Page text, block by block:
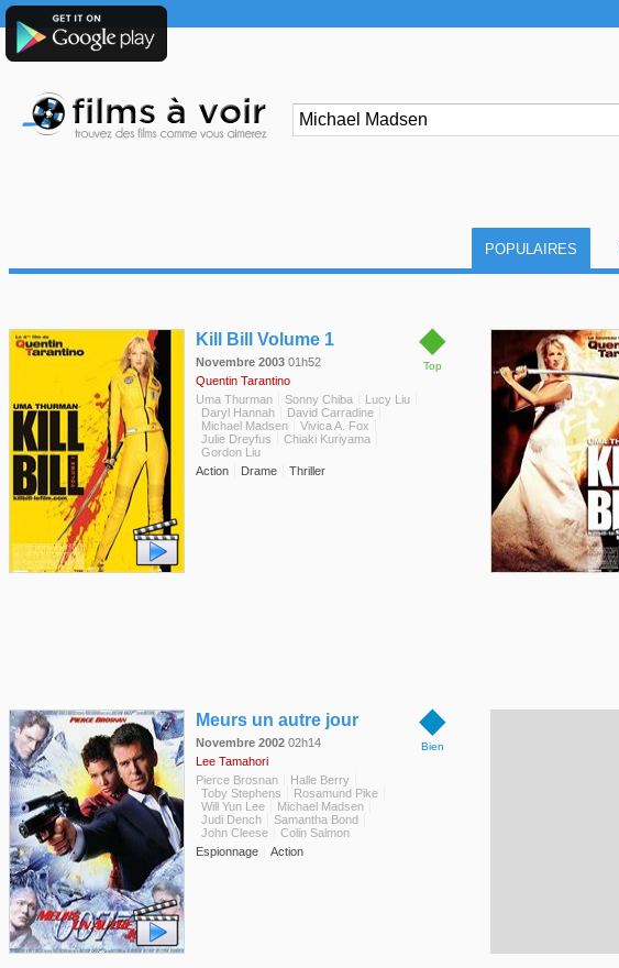
POPULAIRES
◆
Top
Kill Bill Volume 1
Novembre 2003 01h52
Quentin Tarantino
Uma Thurman
Sonny Chiba
Lucy Liu
Daryl Hannah
David Carradine
Michael Madsen
Vivica A. Fox
Julie Dreyfus
Chiaki Kuriyama
Gordon Liu
Action
Drame Thriller
◆
Bien
Meurs un autre jour
Novembre 2002 02h14
Lee Tamahori
Pierce Brosnan
Halle Berry
Toby Stephens
Rosamund Pike
Will Yun Lee
Michael Madsen
Judi Dench
Samantha Bond
John Cleese
Colin Salmon
Espionnage
Action